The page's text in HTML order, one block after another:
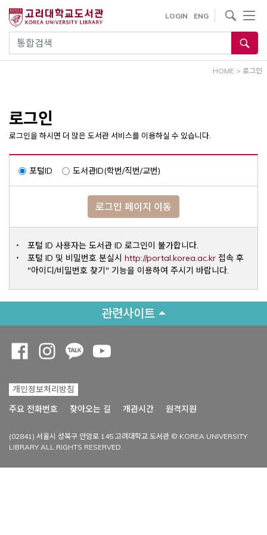
건
통합검색
LOGIN ENG
사이트내 검색
HOME > 로그인
로그인
로그인을 하시면 더 많은 도서관 서비스를 이용하실 수 있습니다.
포털ID 도서관ID(학번/직번/교번)
로그인 페이지 이동
포털 ID 사용자는 도서관 ID 로그인이 불가합니다.
포털 ID 및 비밀번호 분실시 http://portal.korea.ac.krOpens a
접속 후
"아이디/비밀번호 찾기" 기능을 이용하여 주시기 바랍니다.
관련사이트
개인정보처리방침
주요 전화번호
찾아오는 길 개관시간 원격지원
(02841) 서울시 성북구 안암로 145 고려대학교 도서관 © KOREA UNIVERSITY
LIBRARY ALL RIGHTS RESERVED.
Opens a new window
Opens a new window
Opens a new window